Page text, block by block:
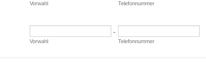
Vorwahl Telefonnummer
-
Vorwahl Telefonnummer